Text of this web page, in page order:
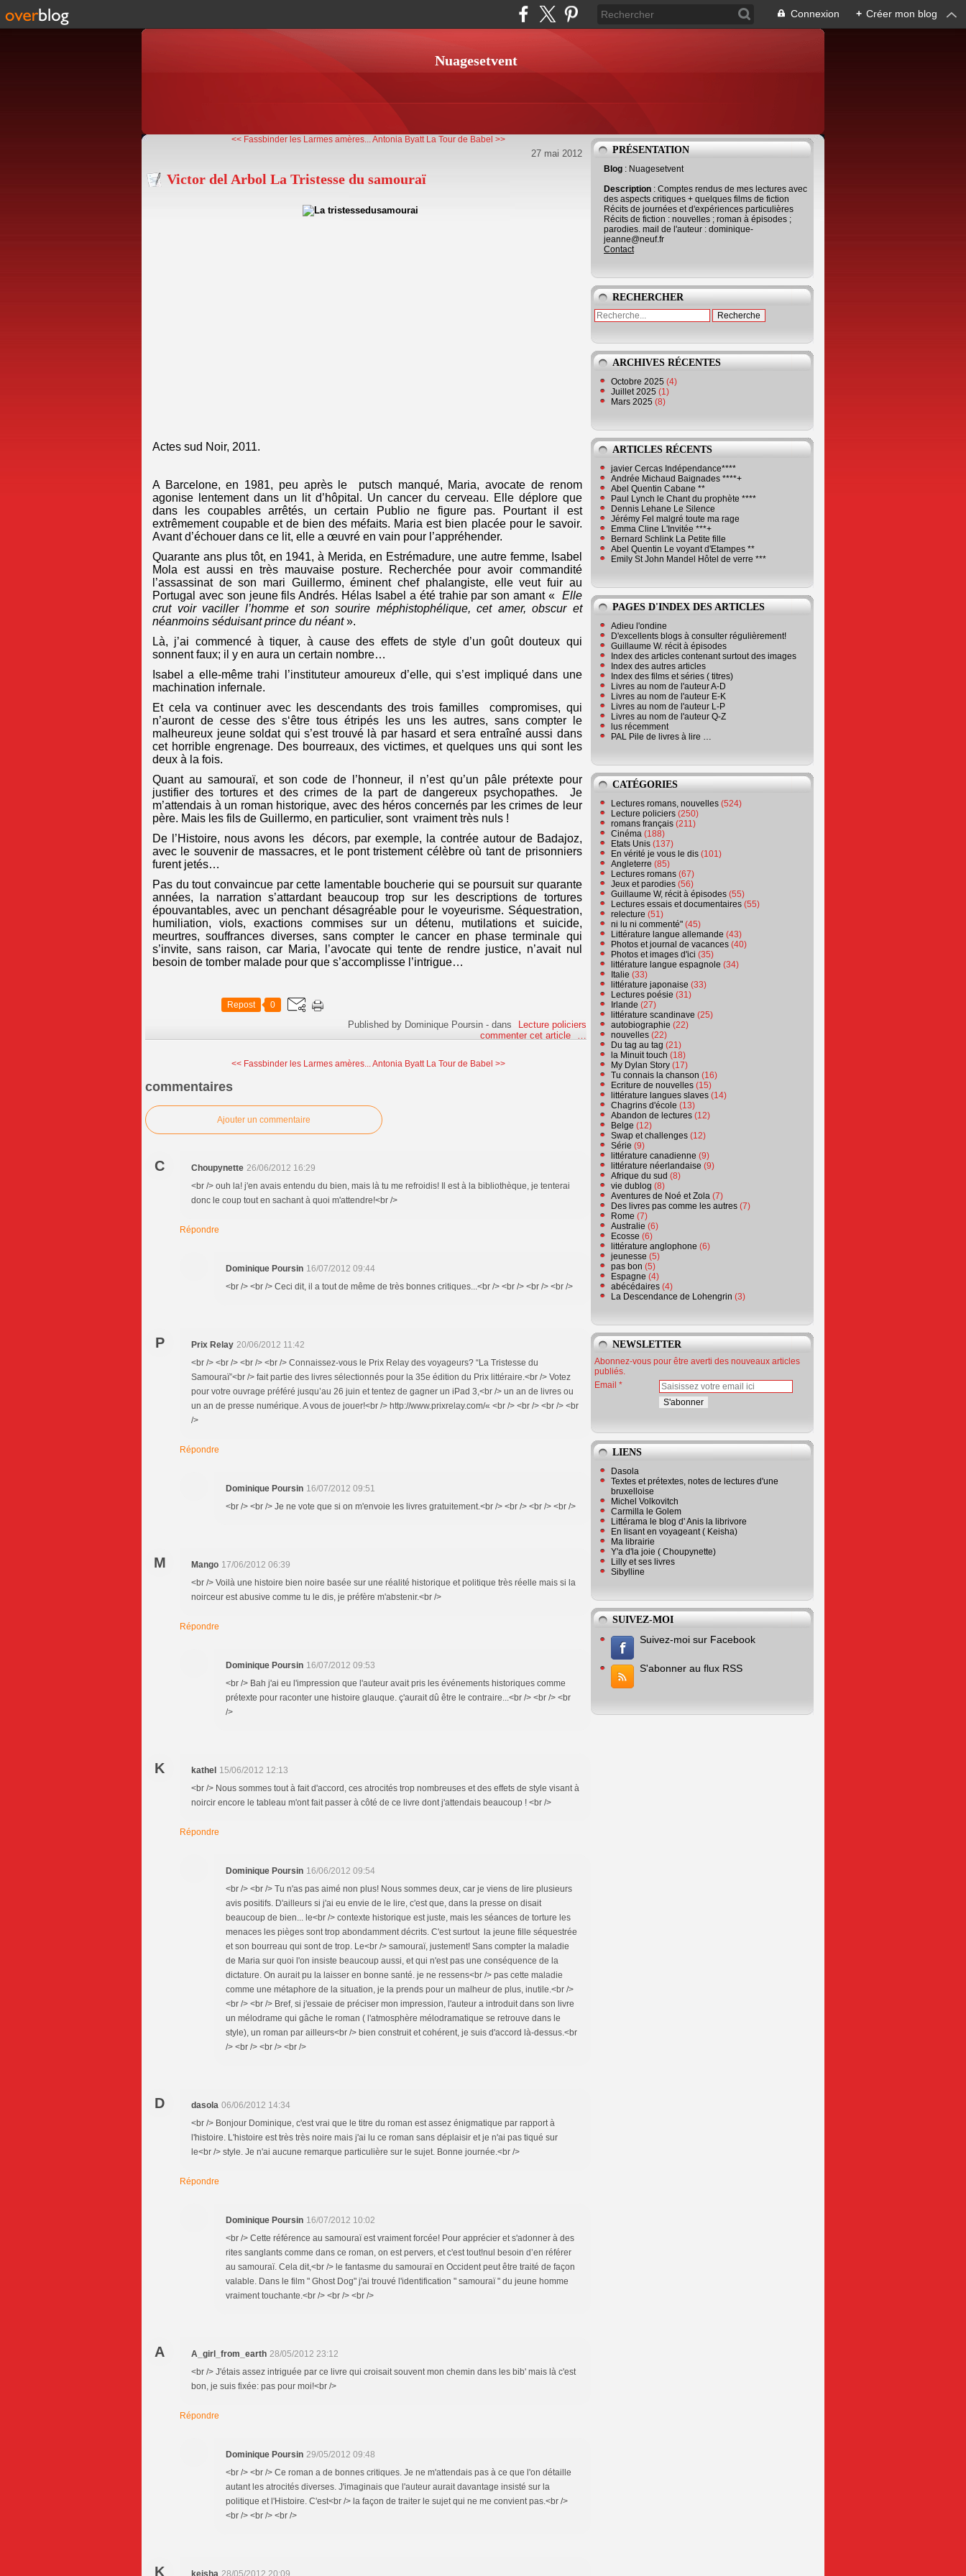
Connexion + Créer mon blog
Nuagesetvent
<< Fassbinder les Larmes amères...Antonia Byatt La Tour de Babel >>
27 mai 2012
Victor del Arbol La Tristesse du samouraï
Actes sud Noir, 2011.
A Barcelone, en 1981, peu après le putsch manqué, Maria, avocate de renom
agonise lentement dans un lit d’hôpital. Un cancer du cerveau. Elle déplore que
dans les coupables arrêtés, un certain Publio ne figure pas. Pourtant il est
extrêmement coupable et de bien des méfaits. Maria est bien placée pour le savoir.
Avant d’échouer dans ce lit, elle a œuvré en vain pour l’appréhender.
Quarante ans plus tôt, en 1941, à Merida, en Estrémadure, une autre femme, Isabel
Mola est aussi en très mauvaise posture. Recherchée pour avoir commandité
l’assassinat de son mari Guillermo, éminent chef phalangiste, elle veut fuir au
Portugal avec son jeune fils Andrés. Hélas Isabel a été trahie par son amant « Elle
crut voir vaciller l’homme et son sourire méphistophélique, cet amer, obscur et
néanmoins séduisant prince du néant».
Là, j’ai commencé à tiquer, à cause des effets de style d’un goût douteux qui
sonnent faux; il y en aura un certain nombre…
Isabel a elle-même trahi l’instituteur amoureux d’elle, qui s’est impliqué dans une
machination infernale.
Et cela va continuer avec les descendants des trois familles compromises, qui
n’auront de cesse des s‘être tous étripés les uns les autres, sans compter le
malheureux jeune soldat qui s’est trouvé là par hasard et sera entraîné aussi dans
cet horrible engrenage. Des bourreaux, des victimes, et quelques uns qui sont les
deux à la fois.
Quant au samouraï, et son code de l’honneur, il n’est qu’un pâle prétexte pour
justifier des tortures et des crimes de la part de dangereux psychopathes. Je
m’attendais à un roman historique, avec des héros concernés par les crimes de leur
père. Mais les fils de Guillermo, en particulier, sont vraiment très nuls !
De l’Histoire, nous avons les décors, par exemple, la contrée autour de Badajoz,
avec le souvenir de massacres, et le pont tristement célèbre où tant de prisonniers
furent jetés…
Pas du tout convaincue par cette lamentable boucherie qui se poursuit sur quarante
années, la narration s’attardant beaucoup trop sur les descriptions de tortures
épouvantables, avec un penchant désagréable pour le voyeurisme. Séquestration,
humiliation, viols, exactions commises sur un détenu, mutilations et suicide,
meurtres, souffrances diverses, sans compter le cancer en phase terminale qui
s’invite, sans raison, car Maria, l’avocate qui tente de rendre justice, n’avait nul
besoin de tomber malade pour que s’accomplisse l’intrigue…
Repost 0
Published by Dominique Poursin -dans
Lecture policiers
commenter cet article
…
<< Fassbinder les Larmes amères...Antonia Byatt La Tour de Babel >>
commentaires
Ajouter un commentaire
C Choupynette 26/06/2012 16:29
<br /> ouh la! j'en avais entendu du bien, mais là tu me refroidis! Il est à la bibliothèque, je tenterai
donc le coup tout en sachant à quoi m'attendre!<br />
Répondre
Dominique Poursin 16/07/2012 09:44
<br /> <br /> Ceci dit, il a tout de même de très bonnes critiques...<br /> <br /> <br /> <br />
P Prix Relay 20/06/2012 11:42
<br /> <br /> <br /> <br /> Connaissez-vous le Prix Relay des voyageurs? “La Tristesse du
Samouraï”<br /> fait partie des livres sélectionnés pour la 35e édition du Prix littéraire.<br /> Votez
pour votre ouvrage préféré jusqu’au 26 juin et tentez de gagner un iPad 3,<br /> un an de livres ou
un an de presse numérique. A vous de jouer!<br /> http://www.prixrelay.com/« <br /> <br /> <br /> <br
/>
Répondre
Dominique Poursin 16/07/2012 09:51
<br /> <br /> Je ne vote que si on m'envoie les livres gratuitement.<br /> <br /> <br /> <br />
M Mango 17/06/2012 06:39
<br /> Voilà une histoire bien noire basée sur une réalité historique et politique très réelle mais si la
noirceur est abusive comme tu le dis, je préfère m'abstenir.<br />
Répondre
Dominique Poursin 16/07/2012 09:53
<br /> Bah j'ai eu l'impression que l'auteur avait pris les événements historiques comme
prétexte pour raconter une histoire glauque. ç'aurait dû être le contraire...<br /> <br /> <br
/>
K kathel 15/06/2012 12:13
<br /> Nous sommes tout à fait d'accord, ces atrocités trop nombreuses et des effets de style visant à
noircir encore le tableau m'ont fait passer à côté de ce livre dont j'attendais beaucoup ! <br />
Répondre
Dominique Poursin 16/06/2012 09:54
<br /> <br /> Tu n'as pas aimé non plus! Nous sommes deux, car je viens de lire plusieurs
avis positifs. D'ailleurs si j'ai eu envie de le lire, c'est que, dans la presse on disait
beaucoup de bien... le<br /> contexte historique est juste, mais les séances de torture les
menaces les pièges sont trop abondamment décrits. C'est surtout la jeune fille séquestrée
et son bourreau qui sont de trop. Le<br /> samouraï, justement! Sans compter la maladie
de Maria sur quoi l'on insiste beaucoup aussi, et qui n'est pas une conséquence de la
dictature. On aurait pu la laisser en bonne santé. je ne ressens<br /> pas cette maladie
comme une métaphore de la situation, je la prends pour un malheur de plus, inutile.<br />
<br /> <br /> Bref, si j'essaie de préciser mon impression, l'auteur a introduit dans son livre
un mélodrame qui gâche le roman ( l'atmosphère mélodramatique se retrouve dans le
style), un roman par ailleurs<br /> bien construit et cohérent, je suis d'accord là-dessus.<br
/> <br /> <br /> <br />
D dasola 06/06/2012 14:34
<br /> Bonjour Dominique, c'est vrai que le titre du roman est assez énigmatique par rapport à
l'histoire. L'histoire est très très noire mais j'ai lu ce roman sans déplaisir et je n'ai pas tiqué sur
le<br /> style. Je n'ai aucune remarque particulière sur le sujet. Bonne journée.<br />
Répondre
Dominique Poursin 16/07/2012 10:02
<br /> Cette référence au samouraï est vraiment forcée! Pour apprécier et s'adonner à des
rites sanglants comme dans ce roman, on est pervers, et c'est tout!nul besoin d’en référer
au samouraï. Cela dit,<br /> le fantasme du samouraï en Occident peut être traité de façon
valable. Dans le film " Ghost Dog" j'ai trouvé l'identification " samouraï " du jeune homme
vraiment touchante.<br /> <br /> <br />
A A_girl_from_earth 28/05/2012 23:12
<br /> J'étais assez intriguée par ce livre qui croisait souvent mon chemin dans les bib' mais là c'est
bon, je suis fixée: pas pour moi!<br />
Répondre
Dominique Poursin 29/05/2012 09:48
<br /> <br /> Ce roman a de bonnes critiques. Je ne m'attendais pas à ce que l'on détaille
autant les atrocités diverses. J'imaginais que l'auteur aurait davantage insisté sur la
politique et l'Histoire. C'est<br /> la façon de traiter le sujet qui ne me convient pas.<br />
<br /> <br /> <br />
K keisha 28/05/2012 20:09
PRÉSENTATION
Blog : Nuagesetvent
Description : Comptes rendus de mes lectures avec
des aspects critiques + quelques films de fiction
Récits de journées et d'expériences particulières
Récits de fiction : nouvelles ; roman à épisodes ;
parodies. mail de l'auteur : dominique-
jeanne@neuf.fr
Contact
RECHERCHER
ARCHIVES RÉCENTES
Octobre 2025 (4)
Juillet 2025 (1)
Mars 2025 (8)
ARTICLES RÉCENTS
javier Cercas Indépendance****
Andrée Michaud Baignades ****+
Abel Quentin Cabane **
Paul Lynch le Chant du prophète ****
Dennis Lehane Le Silence
Jérémy Fel malgré toute ma rage
Emma Cline L'Invitée ***+
Bernard Schlink La Petite fille
Abel Quentin Le voyant d'Etampes **
Emily St John Mandel Hôtel de verre ***
PAGES D'INDEX DES ARTICLES
Adieu l'ondine
D'excellents blogs à consulter régulièrement!
Guillaume W. récit à épisodes
Index des articles contenant surtout des images
Index des autres articles
Index des films et séries ( titres)
Livres au nom de l'auteur A-D
Livres au nom de l'auteur E-K
Livres au nom de l'auteur L-P
Livres au nom de l'auteur Q-Z
lus récemment
PAL Pile de livres à lire …
CATÉGORIES
Lectures romans, nouvelles (524)
Lecture policiers (250)
romans français (211)
Cinéma (188)
Etats Unis (137)
En vérité je vous le dis (101)
Angleterre (85)
Lectures romans (67)
Jeux et parodies (56)
Guillaume W, récit à épisodes (55)
Lectures essais et documentaires (55)
relecture (51)
ni lu ni commenté" (45)
Littérature langue allemande (43)
Photos et journal de vacances (40)
Photos et images d'ici (35)
littérature langue espagnole (34)
Italie (33)
littérature japonaise (33)
Lectures poésie (31)
Irlande (27)
littérature scandinave (25)
autobiographie (22)
nouvelles (22)
Du tag au tag (21)
la Minuit touch (18)
My Dylan Story (17)
Tu connais la chanson (16)
Ecriture de nouvelles (15)
littérature langues slaves (14)
Chagrins d'école (13)
Abandon de lectures (12)
Belge (12)
Swap et challenges (12)
Série (9)
littérature canadienne (9)
littérature néerlandaise (9)
Afrique du sud (8)
vie dublog (8)
Aventures de Noé et Zola (7)
Des livres pas comme les autres (7)
Rome (7)
Australie (6)
Ecosse (6)
littérature anglophone (6)
jeunesse (5)
pas bon (5)
Espagne (4)
abécédaires (4)
La Descendance de Lohengrin (3)
NEWSLETTER
Abonnez-vous pour être averti des nouveaux articles
publiés.
Email
LIENS
Dasola
Textes et prétextes, notes de lectures d'une
bruxelloise
Michel Volkovitch
Carmilla le Golem
Littérama le blog d' Anis la librivore
En lisant en voyageant ( Keisha)
Ma librairie
Y'a d'la joie ( Choupynette)
Lilly et ses livres
Sibylline
SUIVEZ-MOI
Suivez-moi sur Facebook
S'abonner au flux RSS